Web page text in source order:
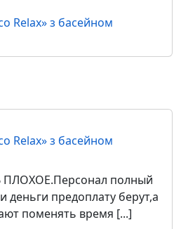
Relax» з басейном
Relax» з басейном
ПЛОХОЕ.Персонал полный
деньги предоплату берут,а
поменять время [...]